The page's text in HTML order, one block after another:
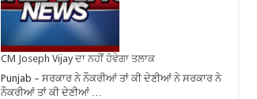
CM Joseph Vijay ਦਾ ਨਹੀਂ ਹੋਵੇਗਾ ਤਲਾਕ
Punjab – ਸਰਕਾਰ ਨੇ ਨੌਕਰੀਆਂ ਤਾਂ ਕੀ ਦੇਣੀਆਂ ਨੇ ਸਰਕਾਰ ਨੇ
ਨੌਕਰੀਆਂ ਤਾਂ ਕੀ ਦੇਣੀਆਂ …